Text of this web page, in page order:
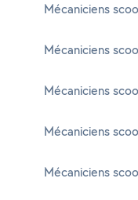
Mécaniciens
Mécaniciens
Mécaniciens
Mécaniciens
Mécaniciens